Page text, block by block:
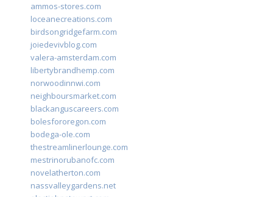
ammos-stores.com
loceanecreations.com
birdsongridgefarm.com
joiedevivblog.com
valera-amsterdam.com
libertybrandhemp.com
norwoodinnwi.com
neighboursmarket.com
blackanguscareers.com
bolesfororegon.com
bodega-ole.com
thestreamlinerlounge.com
mestrinorubanofc.com
novelatherton.com
nassvalleygardens.net